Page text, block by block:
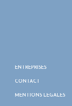
ENTREPRISES
CONTACT
MENTIONS LÉGALES